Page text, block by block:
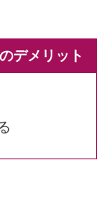
デメリット